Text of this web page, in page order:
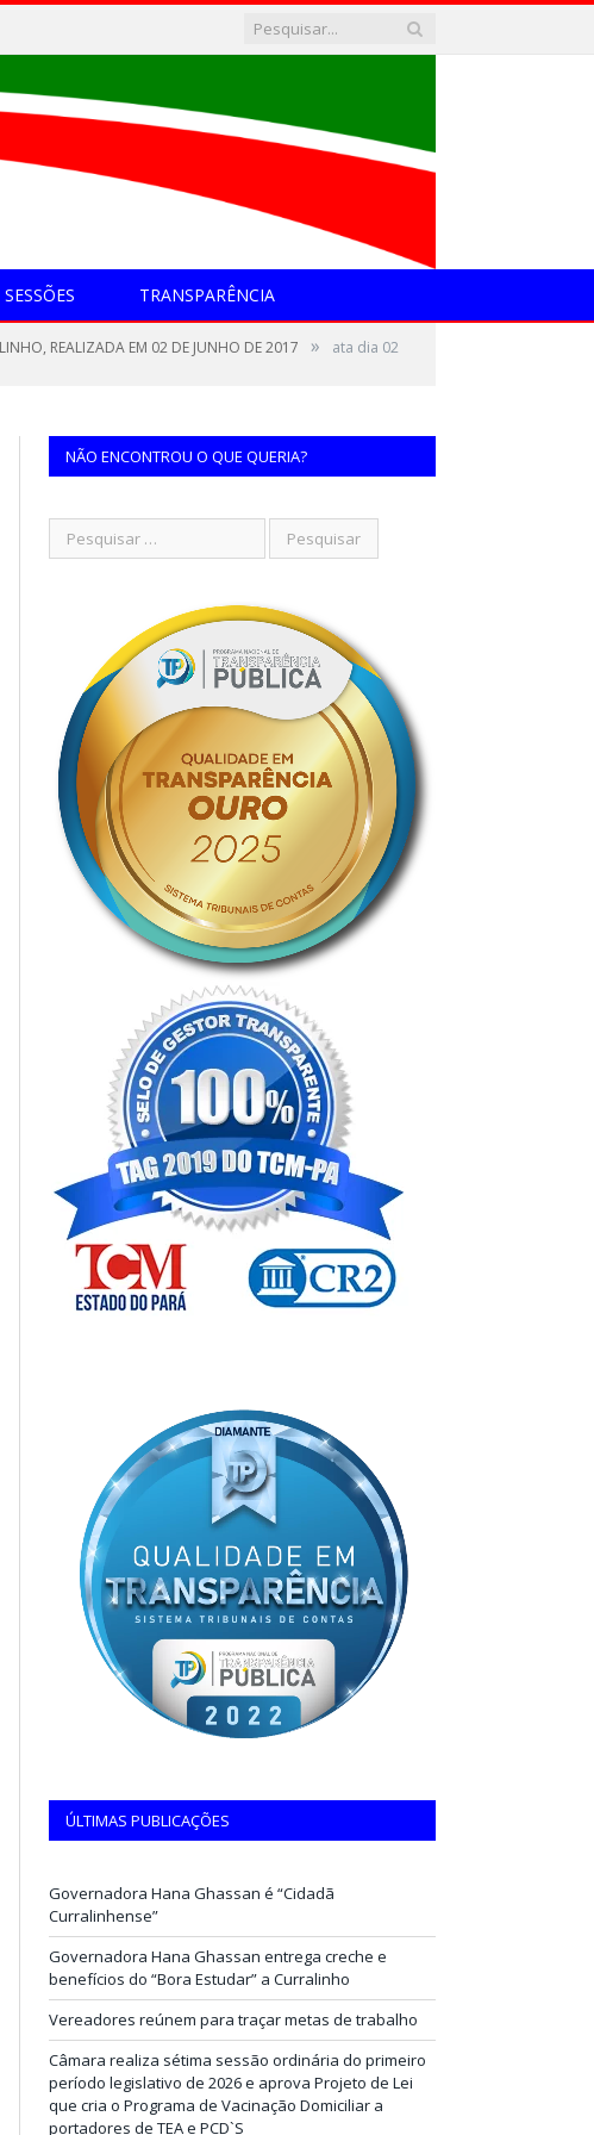
SESSÕES TRANSPARÊNCIA
REALIZADA EM 02 DE JUNHO DE 2017 » ata dia 02
NÃO ENCONTROU O QUE QUERIA?
ÚLTIMAS PUBLICAÇÕES
Governadora Hana Ghassan é “Cidadã
Curralinhense”
Governadora Hana Ghassan entrega creche e
benefícios do “Bora Estudar” a Curralinho
Vereadores reúnem para traçar metas de trabalho
Câmara realiza sétima sessão ordinária do primeiro
período legislativo de 2026 e aprova Projeto de Lei
que cria o Programa de Vacinação Domiciliar a
portadores de TEA e PCD`S